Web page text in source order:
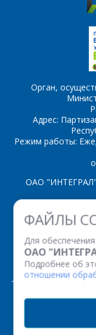
ФАЙЛЫ
Для
ОАО
Подробнее об
отношении
Орган,
Адрес:
Режим работы:
ОАО "ИНТЕГРАЛ"
ул. Казинца И.П.,
Факс:
Рег.
©
*
*